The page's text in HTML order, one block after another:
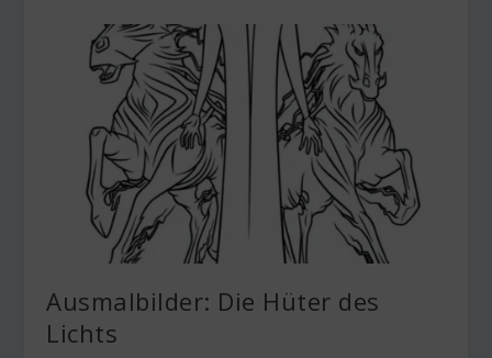
Ausmalbilder: Die Hüter des
Lichts